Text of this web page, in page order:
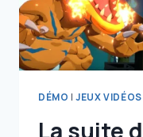
DÉMO |JEUX VIDÉOS
La suite